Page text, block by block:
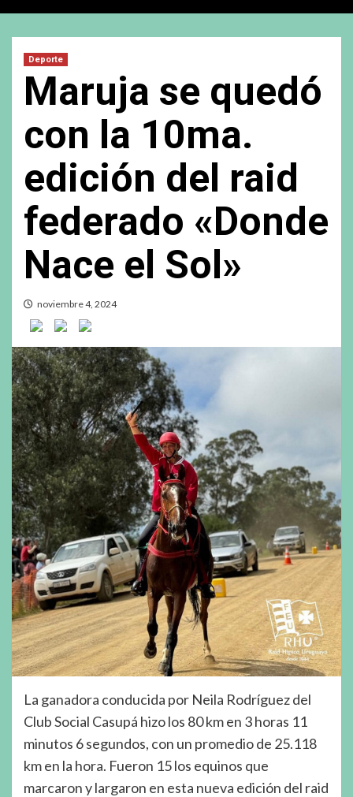
Deporte
Maruja se quedó
con la 10ma.
edición del raid
federado «Donde
Nace el Sol»
noviembre 4, 2024
La ganadora conducida por Neila Rodríguez del
Club Social Casupá hizo los 80 km en 3 horas 11
minutos 6 segundos, con un promedio de 25.118
km en la hora. Fueron 15 los equinos que
marcaron y largaron en esta nueva edición del raid